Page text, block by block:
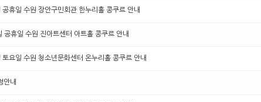
휴일 수원 장안구민회관 한누리홀 콩쿠르 안내
휴일 수원 진아트센터 아트홀 콩쿠르 안내
요일 수원 청소년문화센터 온누리홀 콩쿠르 안내
안내